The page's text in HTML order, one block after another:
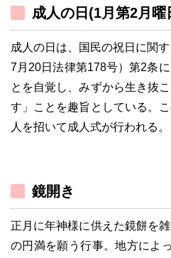
成人の日(1月第2月曜
成人の日は、国民の祝日に関
7月20日法律第178号）第2条
とを自覚し、みずから生き抜
す」ことを趣旨としている。
人を招いて成人式が行われる。
鏡開き
正月に年神様に供えた鏡餅を
の円満を願う行事。地方によ